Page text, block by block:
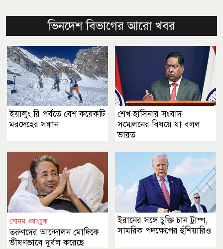
ভিনদেশ বিভাগের আরো খবর
ইয়ালুং রি পর্বতে বেশ কয়েকটি
মরদেহের সন্ধান
শেখ হাসিনার সংবাদ
সম্মেলনের বিষয়ে যা বলল
ভারত
সোনম ওয়াংচুক
তরুণদের আন্দোলন মোদিকে
ভীষণভাবে দুর্বল করেছে
ইরানের সঙ্গে চুক্তি চান ট্রাম্প,
সামরিক পদক্ষেপের হুঁশিয়ারিও